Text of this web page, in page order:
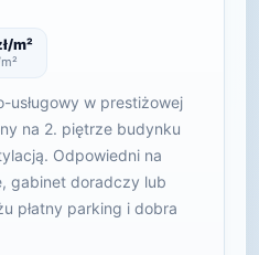
m²
usługowy w prestiżowej
na 2. piętrze budynku
Odpowiedni na
gabinet doradczy lub
płatny parking i dobra